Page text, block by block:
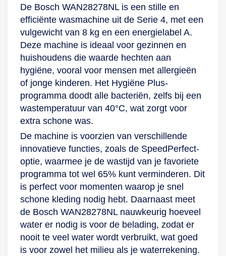
de trommel in
evenwicht houdt,
waardoor lawaai en
trillingen worden
verminderd.
Daarnaast heeft de
wasmachine wifi. Je
verbindt hem dus
moeiteloos met de
SmartThings-app,
die jouw
wasinstellingen
onthoudt,
programma’s
personaliseert en
statusupdates geeft
tijdens een cyclus.
Ook stelt de app
wasprogramma’s en
planningen voor en
omgezet in bubbels
die diep
doordringen in de
vezels van jouw
kleding, waardoor
vuil en vlekken nog
effectiever worden
verwijderd. Dit werkt
zowel in warm als in
koud water (15 °C).
Goed voor het
milieu en de
portemonnee. Voor
hardnekkige
vlekken gebruik je
BubbleSoak, een
extra fase tijdens het
wasprogramma
waarin kleding
grondig wordt
De Bosch WAN28278NL is een stille en
efficiënte wasmachine uit de Serie 4, met een
vulgewicht van 8 kg en een energielabel A.
Deze machine is ideaal voor gezinnen en
huishoudens die waarde hechten aan
hygiëne, vooral voor mensen met allergieën
of jonge kinderen. Het Hygiëne Plus-
programma doodt alle bacteriën, zelfs bij een
wastemperatuur van 40°C, wat zorgt voor
extra schone was.
De machine is voorzien van verschillende
innovatieve functies, zoals de SpeedPerfect-
optie, waarmee je de wastijd van je favoriete
programma tot wel 65% kunt verminderen. Dit
is perfect voor momenten waarop je snel
schone kleding nodig hebt. Daarnaast meet
de Bosch WAN28278NL nauwkeurig hoeveel
water er nodig is voor de belading, zodat er
nooit te veel water wordt verbruikt, wat goed
is voor zowel het milieu als je waterrekening.